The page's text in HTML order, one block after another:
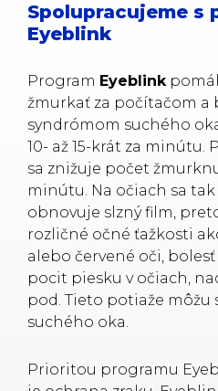
Spolupracujeme s
Eyeblink
Program Eyeblink
žmurkať za počítačom a
syndrómom suchého
10- až 15-krát za minútu.
sa znižuje počet
minútu. Na očiach sa
obnovuje slzný film,
rozličné očné ťažkosti
alebo červené oči,
pocit piesku v očiach,
pod. Tieto potiaže môžu
suchého oka.
Prioritou programu